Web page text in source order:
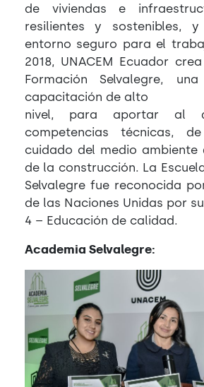
de viviendas e
resilientes y sostenibles,
entorno seguro para el
2018, UNACEM Ecuador
Formación Selvalegre,
capacitación de alto
nivel, para aportar al
competencias técnicas,
cuidado del medio ambiente
de la construcción. La
Selvalegre fue reconocida
de las Naciones Unidas por
4 – Educación de calidad.
Academia Selvalegre: